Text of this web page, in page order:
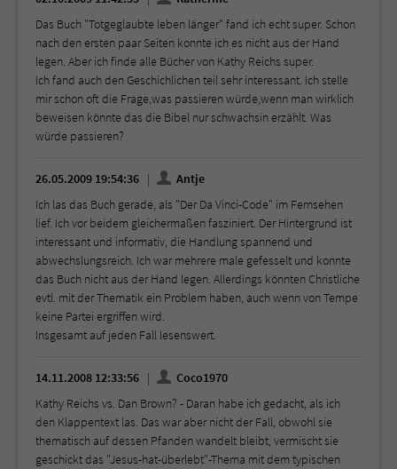
Das Buch "Totgeglaubte leben länger" fand ich echt super. Schon
nach den ersten paar Seiten konnte ich es nicht aus der Hand
legen. Aber ich finde alle Bücher von Kathy Reichs super.
Ich fand auch den Geschichlichen teil sehr interessant. Ich stelle
mir schon oft die Frage,was passieren würde,wenn man wirklich
beweisen könnte das die Bibel nur schwachsin erzählt. Was
würde passieren?
26.05.2009 19:54:36
Antje
Ich las das Buch gerade, als "Der Da Vinci-Code" im Fernsehen
lief. Ich vor beidem gleichermaßen fasziniert. Der Hintergrund ist
interessant und informativ, die Handlung spannend und
abwechslungsreich. Ich war mehrere male gefesselt und konnte
das Buch nicht aus der Hand legen. Allerdings könnten Christliche
evtl. mit der Thematik ein Problem haben, auch wenn von Tempe
keine Partei ergriffen wird.
Insgesamt auf jeden Fall lesenswert.
14.11.2008 12:33:56
Coco1970
Kathy Reichs vs. Dan Brown? - Daran habe ich gedacht, als ich
den Klappentext las. Das war aber nicht der Fall, obwohl sie
thematisch auf dessen Pfanden wandelt bleibt, vermischt sie
geschickt das "Jesus-hat-überlebt"-Thema mit dem typischen